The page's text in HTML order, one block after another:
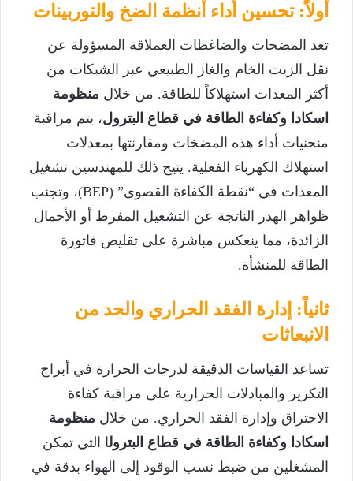
أولاً: تحسين أداء أنظمة الضخ والتوربينات
تعد المضخات والضاغطات العملاقة المسؤولة عن
نقل الزيت الخام والغاز الطبيعي عبر الشبكات من
أكثر المعدات استهلاكاً للطاقة. من خلال منظومة
اسكادا وكفاءة الطاقة في قطاع البترول، يتم مراقبة
منحنيات أداء هذه المضخات ومقارنتها بمعدلات
استهلاك الكهرباء الفعلية. يتيح ذلك للمهندسين تشغيل
المعدات في “نقطة الكفاءة القصوى” (BEP)، وتجنب
ظواهر الهدر الناتجة عن التشغيل المفرط أو الأحمال
الزائدة، مما ينعكس مباشرة على تقليص فاتورة
الطاقة للمنشأة.
ثانياً: إدارة الفقد الحراري والحد من
الانبعاثات
تساعد القياسات الدقيقة لدرجات الحرارة في أبراج
التكرير والمبادلات الحرارية على مراقبة كفاءة
الاحتراق وإدارة الفقد الحراري. من خلال منظومة
اسكادا وكفاءة الطاقة في قطاع البترولا التي تمكن
المشغلين من ضبط نسب الوقود إلى الهواء بدقة في